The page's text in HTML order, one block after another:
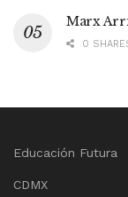
Marx
0
Educación Futura
CDMX